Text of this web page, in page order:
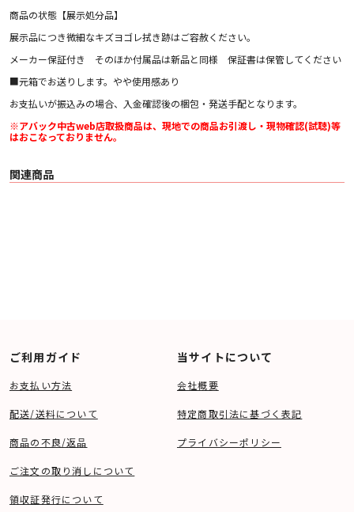
商品の状態【展示処分品】
展示品につき微細なキズヨゴレ拭き跡はご容赦ください。
メーカー保証付き そのほか付属品は新品と同様 保証書は保管してください
■元箱でお送りします。やや使用感あり
お支払いが振込みの場合、入金確認後の梱包・発送手配となります。
※アバック中古web店取扱商品は、現地での商品お引渡し・現物確認(試聴)等
はおこなっておりません。
関連商品
ご利用ガイド
お支払い方法
配送/送料について
商品の不良/返品
ご注文の取り消しについて
領収証発行について
当サイトについて
会社概要
特定商取引法に基づく表記
プライバシーポリシー